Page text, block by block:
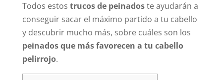
Todos estos trucos de peinadoste ayudarán a
conseguir sacar el máximo partido a tu cabello
y descubrir mucho más, sobre cuáles son los
peinados que más favorecen a tu cabello
pelirrojo.